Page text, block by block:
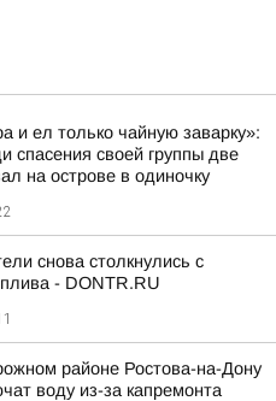
и ел только чайную заварку»:
спасения своей группы две
на острове в одиночку
снова столкнулись с
- DONTR.RU
районе Ростова-на-Дону
воду из-за капремонта